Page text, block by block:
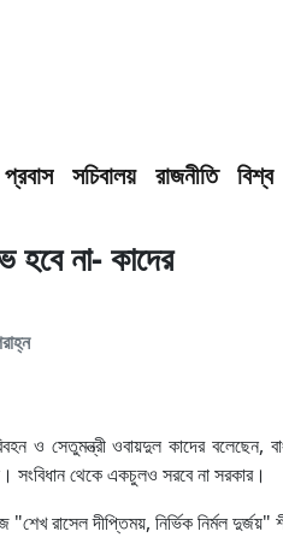
প্রবাস সচিবালয় রাজনীতি বিশ্ব
হবে না- কাদের
ও সেতুমন্ত্রী ওবায়দুল কাদের বলেছেন,
সংবিধান থেকে একচুলও সরবে না সরকার।
"শেখ রাসেল দীপ্তিময়, নির্ভিক নির্মল